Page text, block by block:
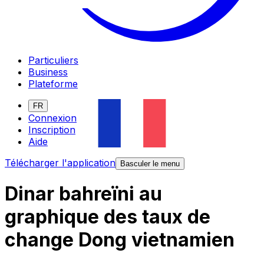
Particuliers
Business
Plateforme
FR
Connexion
Inscription
Aide
Télécharger l'application
Basculer le menu
Dinar bahreïni au
graphique des taux de
change Dong vietnamien